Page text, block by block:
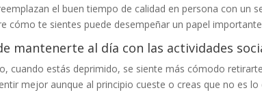
el buen tiempo de calidad en persona con un
cómo te sientes puede desempeñar un papel
mantenerte al día con las actividades
cuando estás deprimido, se siente más cómodo
mejor aunque al principio cueste o creas que no es lo